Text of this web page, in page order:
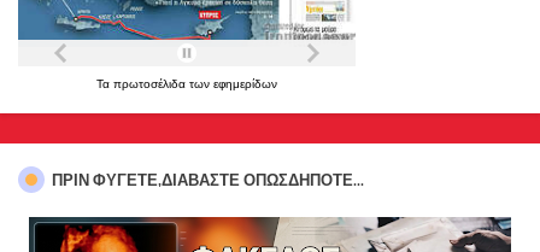
Τα πρωτοσέλιδα των εφημερίδων
ΠΡΊΝ ΦΎΓΕΤΕ,ΔΙΑΒΆΣΤΕ ΟΠΩΣΔΉΠΟΤΕ...